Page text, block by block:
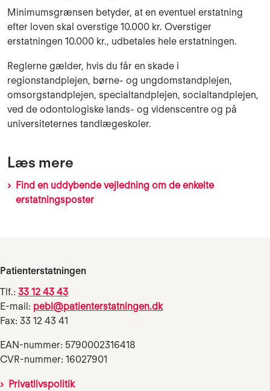
Minimumsgrænsen betyder, at en eventuel erstatning
efter loven skal overstige 10.000 kr. Overstiger
erstatningen 10.000 kr., udbetales hele erstatningen.
Reglerne gælder, hvis du får en skade i
regionstandplejen, børne- og ungdomstandplejen,
omsorgstandplejen, specialtandplejen, socialtandplejen,
ved de odontologiske lands- og videnscentre og på
universiteternes tandlægeskoler.
Læs mere
Find en uddybende vejledning om de enkelte
erstatningsposter
Patienterstatningen
Tlf.: 33 12 43 43
E-mail: pebl@patienterstatningen.dk
Fax: 33 12 43 41
EAN-nummer: 5790002316418
CVR-nummer: 16027901
Privatlivspolitik